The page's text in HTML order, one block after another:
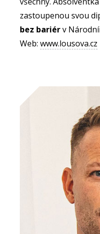
zastoupenou svou
bez bariérv
Web: www.lousova.cz